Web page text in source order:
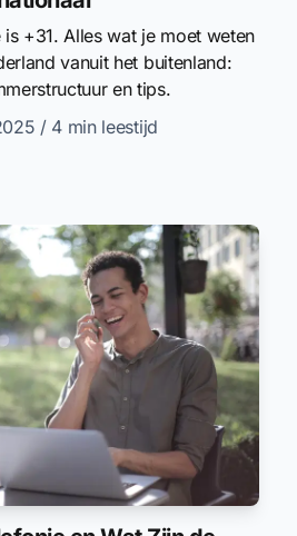
+31. Alles wat je moet weten
vanuit het buitenland:
en tips.
/ 4 min leestijd